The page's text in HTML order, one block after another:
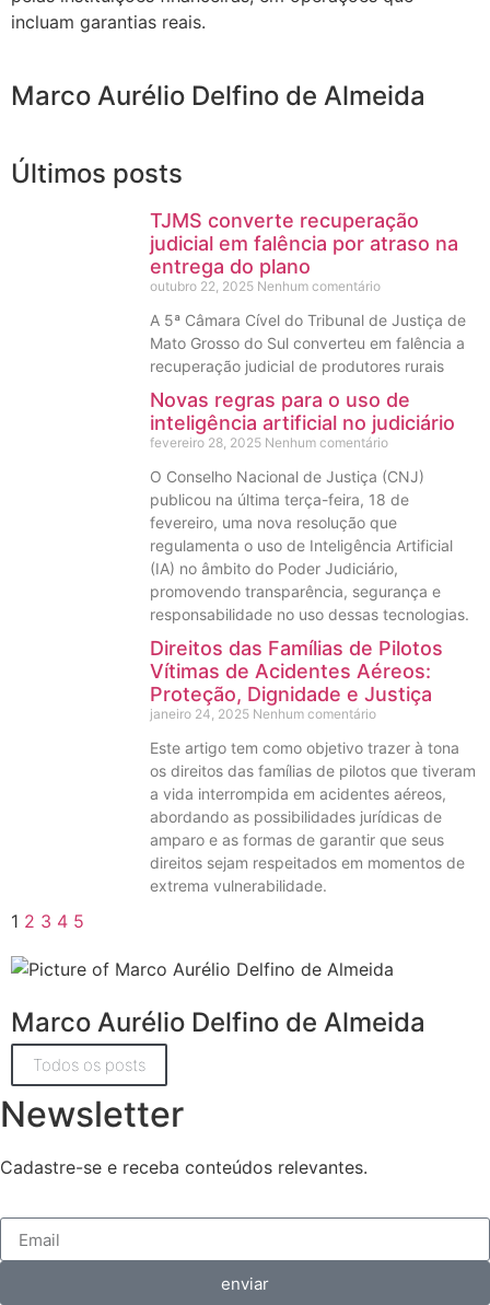
Marco Aurélio Delfino de Almeida
Todos os posts
incluam garantias reais.
Marco Aurélio Delfino de Almeida
Últimos posts
TJMS converte recuperação
judicial em falência por atraso na
entrega do plano
outubro 22, 2025 Nenhum comentário
A 5ª Câmara Cível do Tribunal de Justiça de
Mato Grosso do Sul converteu em falência a
recuperação judicial de produtores rurais
Novas regras para o uso de
inteligência artificial no judiciário
fevereiro 28, 2025 Nenhum comentário
O Conselho Nacional de Justiça (CNJ)
publicou na última terça-feira, 18 de
fevereiro, uma nova resolução que
regulamenta o uso de Inteligência Artificial
(IA) no âmbito do Poder Judiciário,
promovendo transparência, segurança e
responsabilidade no uso dessas tecnologias.
Direitos das Famílias de Pilotos
Vítimas de Acidentes Aéreos:
Proteção, Dignidade e Justiça
janeiro 24, 2025 Nenhum comentário
Este artigo tem como objetivo trazer à tona
os direitos das famílias de pilotos que tiveram
a vida interrompida em acidentes aéreos,
abordando as possibilidades jurídicas de
amparo e as formas de garantir que seus
direitos sejam respeitados em momentos de
extrema vulnerabilidade.
1 2 3 4 5
Newsletter
Cadastre-se e receba conteúdos relevantes.
enviar